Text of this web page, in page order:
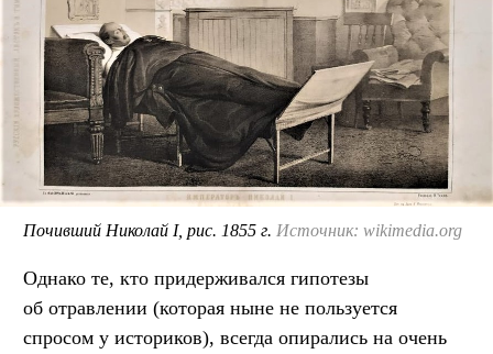
Почивший Николай I, рис. 1855 г. Источник: wikimedia.org
Однако те, кто придерживался гипотезы
об отравлении (которая ныне не пользуется
спросом у историков), всегда опирались на очень